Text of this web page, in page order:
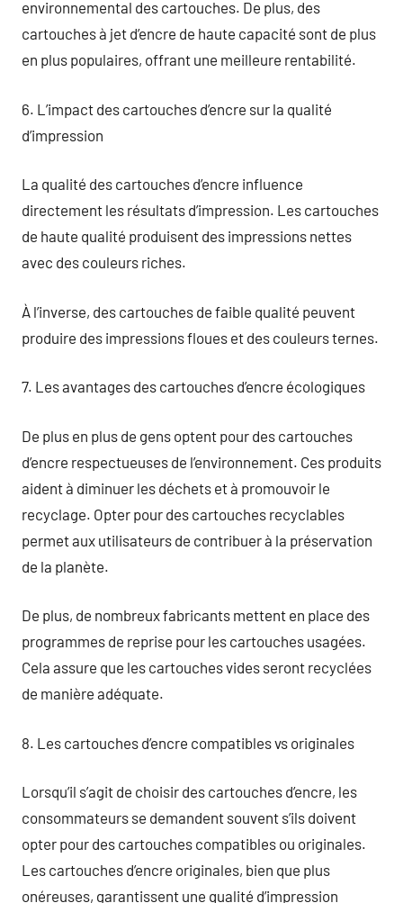
environnemental des cartouches. De plus, des
cartouches à jet d’encre de haute capacité sont de plus
en plus populaires, offrant une meilleure rentabilité.
6. L’impact des cartouches d’encre sur la qualité
d’impression
La qualité des cartouches d’encre influence
directement les résultats d’impression. Les cartouches
de haute qualité produisent des impressions nettes
avec des couleurs riches.
À l’inverse, des cartouches de faible qualité peuvent
produire des impressions floues et des couleurs ternes.
7. Les avantages des cartouches d’encre écologiques
De plus en plus de gens optent pour des cartouches
d’encre respectueuses de l’environnement. Ces produits
aident à diminuer les déchets et à promouvoir le
recyclage. Opter pour des cartouches recyclables
permet aux utilisateurs de contribuer à la préservation
de la planète.
De plus, de nombreux fabricants mettent en place des
programmes de reprise pour les cartouches usagées.
Cela assure que les cartouches vides seront recyclées
de manière adéquate.
8. Les cartouches d’encre compatibles vs originales
Lorsqu’il s’agit de choisir des cartouches d’encre, les
consommateurs se demandent souvent s’ils doivent
opter pour des cartouches compatibles ou originales.
Les cartouches d’encre originales, bien que plus
onéreuses, garantissent une qualité d’impression